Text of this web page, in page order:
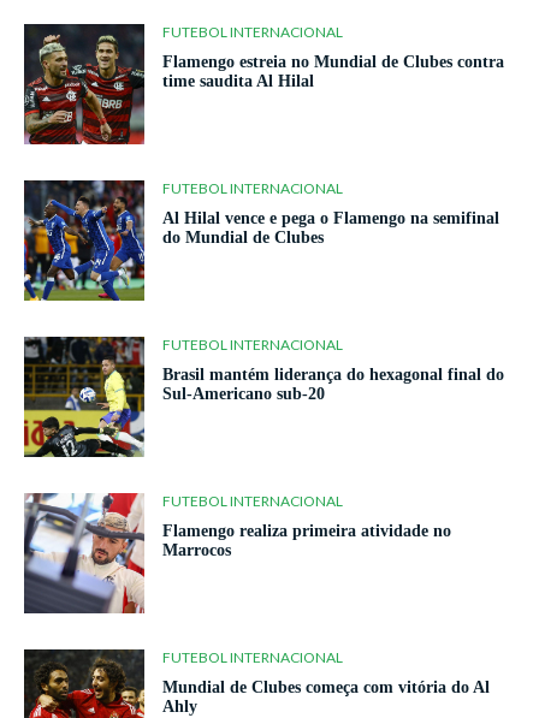
FUTEBOL INTERNACIONAL
Flamengo estreia no Mundial de Clubes contra
time saudita Al Hilal
FUTEBOL INTERNACIONAL
Al Hilal vence e pega o Flamengo na semifinal
do Mundial de Clubes
FUTEBOL INTERNACIONAL
Brasil mantém liderança do hexagonal final do
Sul-Americano sub-20
FUTEBOL INTERNACIONAL
Flamengo realiza primeira atividade no
Marrocos
FUTEBOL INTERNACIONAL
Mundial de Clubes começa com vitória do Al
Ahly